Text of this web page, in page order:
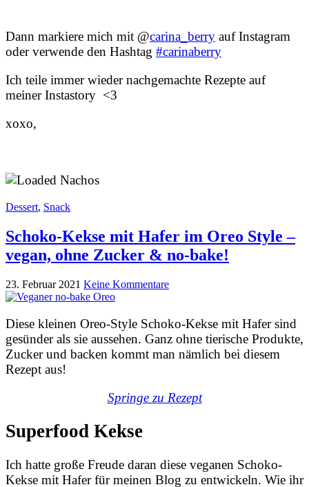
Dann markiere mich mit @carina_berry auf Instagram
oder verwende den Hashtag #carinaberry
Ich teile immer wieder nachgemachte Rezepte auf
meiner Instastory <3
xoxo,
Dessert, Snack
Schoko-Kekse mit Hafer im Oreo Style –
vegan, ohne Zucker & no-bake!
23. Februar 2021 Keine Kommentare
Diese kleinen Oreo-Style Schoko-Kekse mit Hafer sind
gesünder als sie aussehen. Ganz ohne tierische Produkte,
Zucker und backen kommt man nämlich bei diesem
Rezept aus!
Springe zu Rezept
Superfood Kekse
Ich hatte große Freude daran diese veganen Schoko-
Kekse mit Hafer für meinen Blog zu entwickeln. Wie ihr